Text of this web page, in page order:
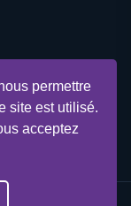
permettre
site est utilisé.
acceptez